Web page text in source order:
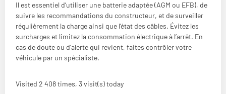
Il est essentiel d’utiliser une batterie adaptée (AGM ou EFB), de
suivre les recommandations du constructeur, et de surveiller
régulièrement la charge ainsi que l’état des câbles. Évitez les
surcharges et limitez la consommation électrique à l’arrêt. En
cas de doute ou d’alerte qui revient, faites contrôler votre
véhicule par un spécialiste.
Visited 2 408 times, 3 visit(s) today